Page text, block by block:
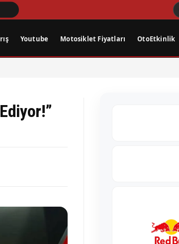
Youtube Motosiklet Fiyatları OtoEtkinlik